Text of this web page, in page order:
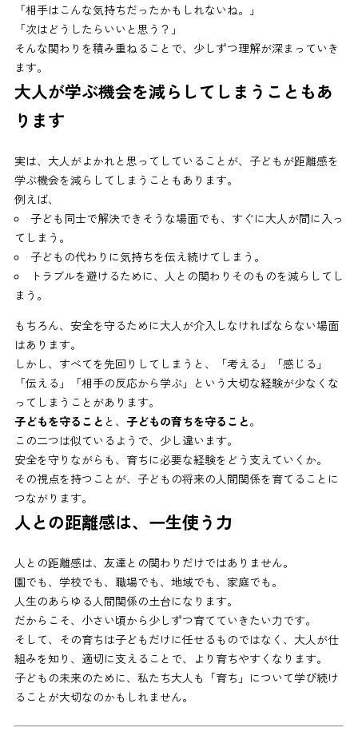
「相手はこんな気持ちだったかもしれないね。」
「次はどうしたらいいと思う？」
そんな関わりを積み重ねることで、少しずつ理解が深まっていき
ます。
大人が学ぶ機会を減らしてしまうこともあ
ります
実は、大人がよかれと思ってしていることが、子どもが距離感を
学ぶ機会を減らしてしまうこともあります。
例えば、
子ども同士で解決できそうな場面でも、すぐに大人が間に入っ
てしまう。
子どもの代わりに気持ちを伝え続けてしまう。
トラブルを避けるために、人との関わりそのものを減らしてし
まう。
もちろん、安全を守るために大人が介入しなければならない場面
はあります。
しかし、すべてを先回りしてしまうと、「考える」「感じる」
「伝える」「相手の反応から学ぶ」という大切な経験が少なくな
ってしまうことがあります。
子どもを守ること と、 子どもの育ちを守ること。
この二つは似ているようで、少し違います。
安全を守りながらも、育ちに必要な経験をどう支えていくか。
その視点を持つことが、子どもの将来の人間関係を育てることに
つながります。
人との距離感は、一生使う力
人との距離感は、友達との関わりだけではありません。
園でも、学校でも、職場でも、地域でも、家庭でも。
人生のあらゆる人間関係の土台になります。
だからこそ、小さい頃から少しずつ育てていきたい力です。
そして、その育ちは子どもだけに任せるものではなく、大人が仕
組みを知り、適切に支えることで、より育ちやすくなります。
子どもの未来のために、私たち大人も「育ち」について学び続け
ることが大切なのかもしれません。